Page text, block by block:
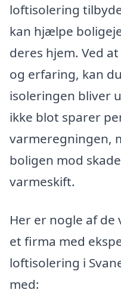
loftisolering
kan hjælpe
deres hjem. Ved
og erfaring, kan
isoleringen bliver
ikke blot sparer
varmeregningen,
boligen mod
varmeskift.
Her er nogle af de
et firma med
loftisolering i
med: